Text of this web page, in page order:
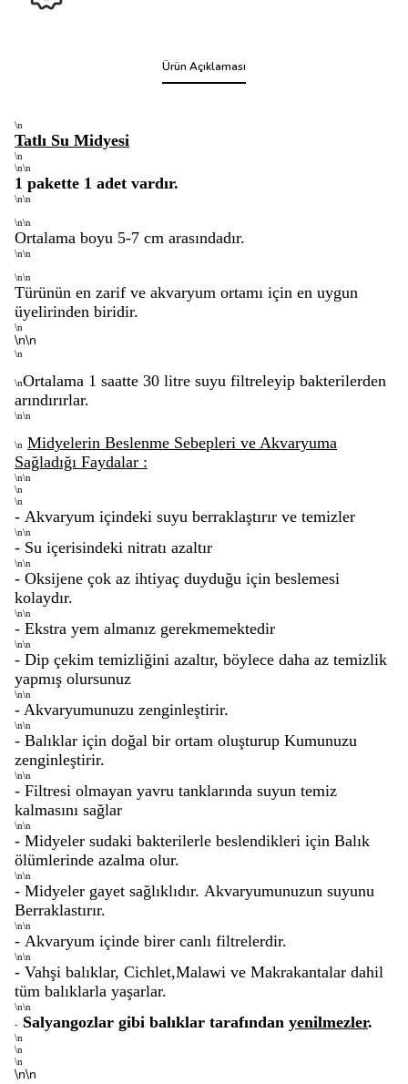
Ürün Açıklaması
\n
Tatlı Su Midyesi
\n
\n\n
1 pakette 1 adet vardır.
\n\n
\n\n
Ortalama boyu 5-7 cm arasındadır.
\n\n
\n\n
Türünün en zarif ve akvaryum ortamı için en uygun
üyelirinden biridir.
\n
\n\n
\n
\nOrtalama 1 saatte 30 litre suyu filtreleyip bakterilerden
arındırırlar.
\n\n
\n Midyelerin Beslenme Sebepleri ve Akvaryuma
Sağladığı Faydalar :
\n\n
\n
\n
- Akvaryum içindeki suyu berraklaştırır ve temizler
\n\n
- Su içerisindeki nitratı azaltır
\n\n
- Oksijene çok az ihtiyaç duyduğu için beslemesi
kolaydır.
\n\n
- Ekstra yem almanız gerekmemektedir
\n\n
- Dip çekim temizliğini azaltır, böylece daha az temizlik
yapmış olursunuz
\n\n
- Akvaryumunuzu zenginleştirir.
\n\n
- Balıklar için doğal bir ortam oluşturup Kumunuzu
zenginleştirir.
\n\n
- Filtresi olmayan yavru tanklarında suyun temiz
kalmasını sağlar
\n\n
- Midyeler sudaki bakterilerle beslendikleri için Balık
ölümlerinde azalma olur.
\n\n
- Midyeler gayet sağlıklıdır. Akvaryumunuzun suyunu
Berraklastırır.
\n\n
- Akvaryum içinde birer canlı filtrelerdir.
\n\n
- Vahşi balıklar, Cichlet,Malawi ve Makrakantalar dahil
tüm balıklarla yaşarlar.
\n\n
- Salyangozlar gibi balıklar tarafından yenilmezler.
\n
\n
\n
\n\n